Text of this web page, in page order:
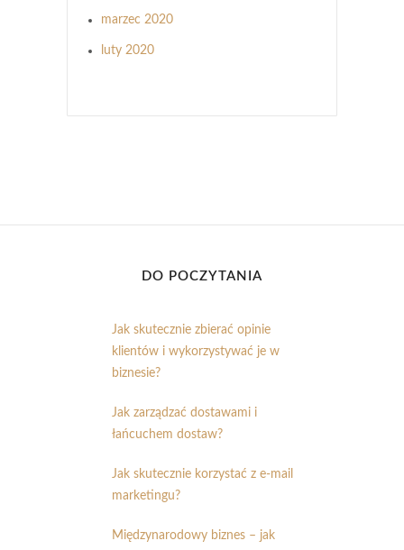
marzec 2020
luty 2020
DO POCZYTANIA
Jak skutecznie zbierać opinie
klientów i wykorzystywać je w
biznesie?
Jak zarządzać dostawami i
łańcuchem dostaw?
Jak skutecznie korzystać z e-mail
marketingu?
Międzynarodowy biznes – jak